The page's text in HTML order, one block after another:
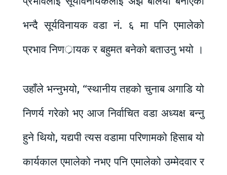
भन्दै सूर्यविनायक वडा नं. ६ मा पनि एमालेको
प्रभाव निणर्ायक र बहुमत बनेको बताउनु भयो ।
उहाँले भन्नुभयो, “स्थानीय तहको चुनाब अगाडि यो
निणर्य गरेको भए आज निर्वाचित वडा अध्यक्ष बन्नु
हुने थियो, यद्यपी त्यस वडामा परिणामको हिसाब यो
कार्यकाल एमालेको नभए पनि एमालेको उम्मेदवार र